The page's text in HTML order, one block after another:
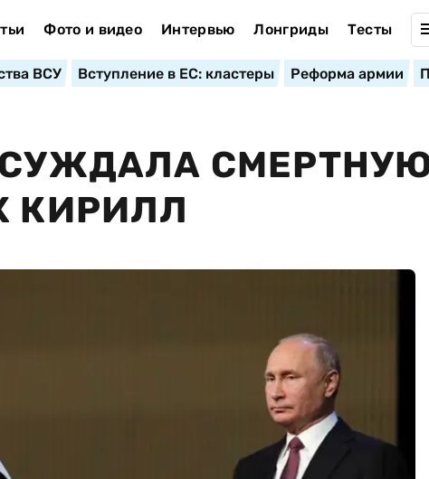
Фото и видео Интервью Лонгриды Тесты
ВСУ Вступление в ЕС: кластеры Реформа армии
КИРИЛЛ